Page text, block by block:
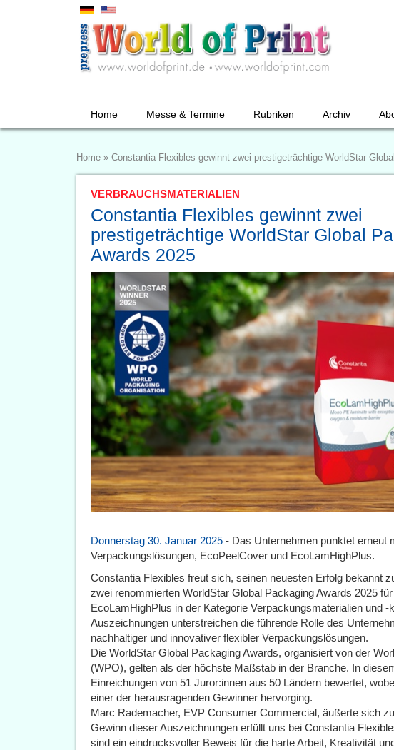
Home Messe & Termine Rubriken Archiv
Home » Constantia Flexibles gewinnt zwei prestigeträchtige WorldStar
VERBRAUCHSMATERIALIEN
Constantia Flexibles gewinnt zwei
prestigeträchtige WorldStar Global
Awards 2025
Donnerstag 30. Januar 2025 - Das Unternehmen punktet erneut
Verpackungslösungen, EcoPeelCover und EcoLamHighPlus.
Constantia Flexibles freut sich, seinen neuesten Erfolg bekannt
zwei renommierten WorldStar Global Packaging Awards 2025
EcoLamHighPlus in der Kategorie Verpackungsmaterialien und -
Auszeichnungen unterstreichen die führende Rolle des
nachhaltiger und innovativer flexibler Verpackungslösungen.
Die WorldStar Global Packaging Awards, organisiert von der
(WPO), gelten als der höchste Maßstab in der Branche. In
Einreichungen von 51 Juror:innen aus 50 Ländern bewertet,
einer der herausragenden Gewinner hervorging.
Marc Rademacher, EVP Consumer Commercial, äußerte sich
Gewinn dieser Auszeichnungen erfüllt uns bei Constantia
sind ein eindrucksvoller Beweis für die harte Arbeit, Kreativität